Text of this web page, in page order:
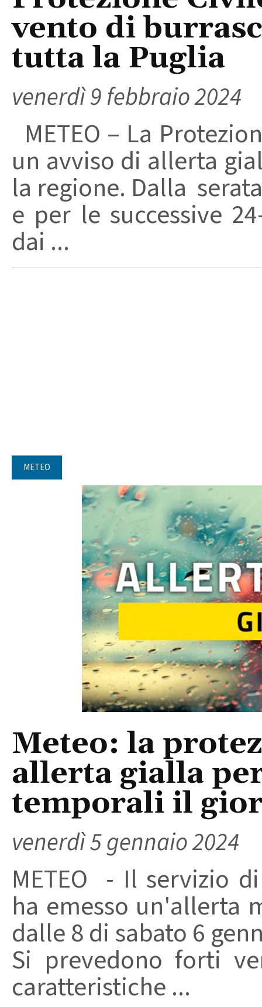
vento di
tutta la Puglia
venerdì 9 febbraio 2024
METEO – La
un avviso di allerta
la regione. Dalla
e per le successive
dai ...
METEO
Meteo: la
allerta gialla
temporali il
venerdì 5 gennaio 2024
METEO - Il servizio
ha emesso un'allerta
dalle 8 di sabato 6
Si prevedono forti
caratteristiche ...